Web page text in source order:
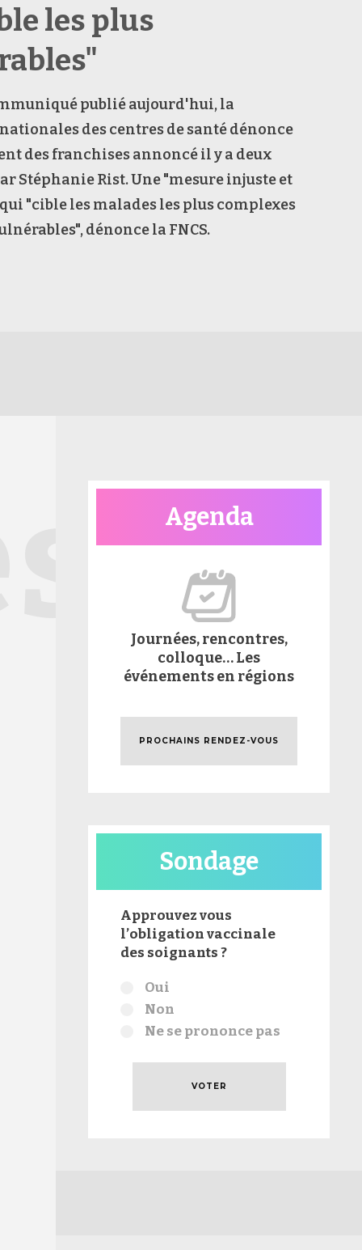
les plus
publié aujourd'hui, la
des centres de santé dénonce
des franchises annoncé il y a deux
Stéphanie Rist. Une "mesure injuste et
"cible les malades les plus complexes
dénonce la FNCS.
Agenda
Journées, rencontres,
colloque… Les
événements en régions
PROCHAINS RENDEZ-VOUS
Sondage
Approuvez vous
l’obligation vaccinale
des soignants ?
ChoixOui
Non
Ne se prononce pas